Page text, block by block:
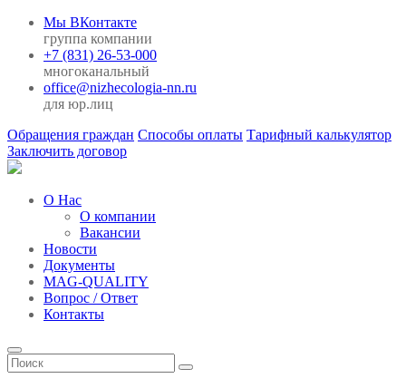
Мы ВКонтакте
группа компании
+7 (831) 26-53-000
многоканальный
office@nizhecologia-nn.ru
для юр.лиц
Обращения граждан Способы оплаты Тарифный калькулятор
Заключить договор
О Нас
О компании
Вакансии
Новости
Документы
MAG-QUALITY
Вопрос / Ответ
Контакты